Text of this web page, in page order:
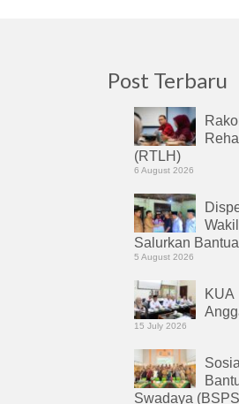
Post Terbaru
(RTLH)
6 August 2026
Salurkan
5 August 2026
15 July 2026
Swadaya